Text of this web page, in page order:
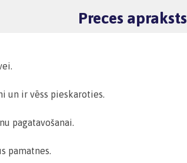
Preces apraksts
un ir vēss pieskaroties.
pagatavošanai.
pamatnes.